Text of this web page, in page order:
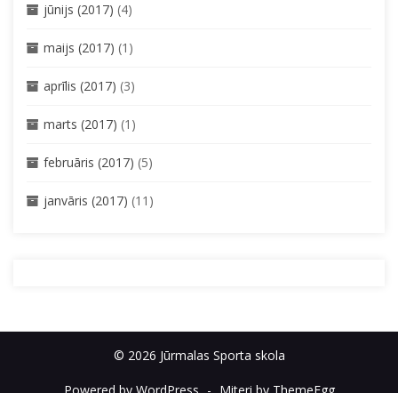
jūnijs (2017) (4)
maijs (2017) (1)
aprīlis (2017) (3)
marts (2017) (1)
februāris (2017) (5)
janvāris (2017) (11)
© 2026 Jūrmalas Sporta skola